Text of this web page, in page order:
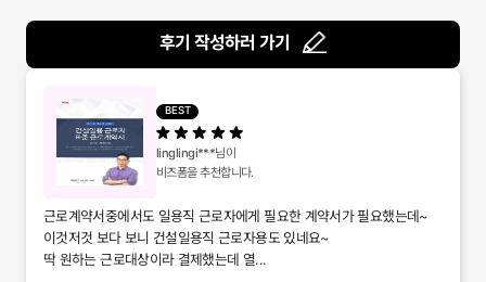
후기 작성하러 가기
BEST
linglingi***님이
비즈폼을 추천합니다.
근로계약서중에서도 일용직 근로자에게 필요한 계약서가 필요했는데~
이것저것 보다 보니 건설일용직 근로자용도 있네요~
딱 원하는 근로대상이라 결제했는데 열...